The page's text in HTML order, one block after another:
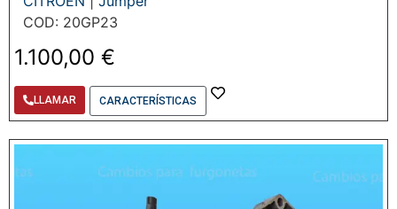
COD: 20GP23
1.100,00 €
LLAMAR CARACTERÍSTICAS